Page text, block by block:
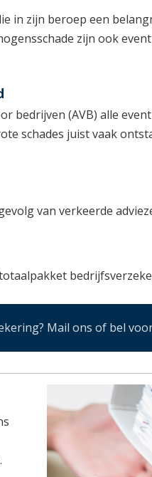
in zijn beroep een
zijn ook
bedrijven (AVB) alle
schades juist vaak
van verkeerde
Mail ons of bel